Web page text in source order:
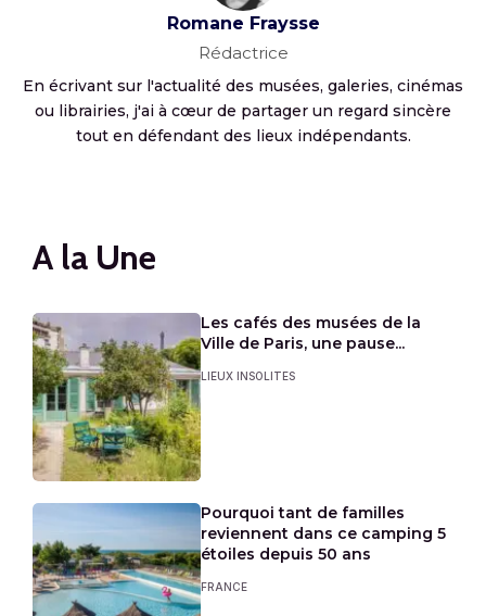
Romane Fraysse
Rédactrice
En écrivant sur l'actualité des musées, galeries, cinémas
ou librairies, j'ai à cœur de partager un regard sincère
tout en défendant des lieux indépendants.
A la Une
Les cafés des musées de la
Ville de Paris, une pause...
LIEUX INSOLITES
Pourquoi tant de familles
reviennent dans ce camping 5
étoiles depuis 50 ans
FRANCE